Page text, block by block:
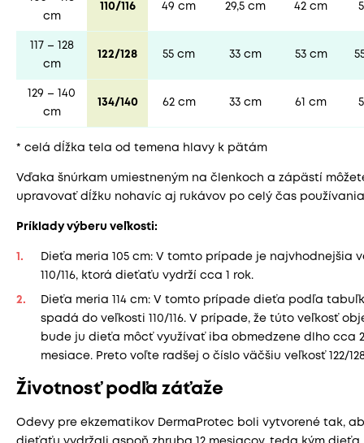
cm
110/116 49 cm 29,5 cm 42 cm
117 – 128
cm
122/128 55 cm 33 cm 53 cm
129 – 140
cm
134/140 62 cm 33 cm 61 cm
* celá dĺžka tela od temena hlavy k pätám
Vďaka šnúrkam umiestneným na členkoch a zápästí
upravovať dĺžku nohavíc aj rukávov po celý čas
Príklady výberu veľkosti:
Dieťa meria 105 cm: V tomto prípade je najvhodnejšia
110/116, ktorá dieťaťu vydrží cca 1 rok.
Dieťa meria 114 cm: V tomto prípade dieťa podľa
spadá do veľkosti 110/116. V prípade, že túto veľkosť
bude ju dieťa môcť využívať iba obmedzene dlho cca 2
mesiace. Preto voľte radšej o číslo väčšiu veľkosť 122/
Životnosť podľa záťaže
Odevy pre ekzematikov DermaProtec boli vytvorené tak,